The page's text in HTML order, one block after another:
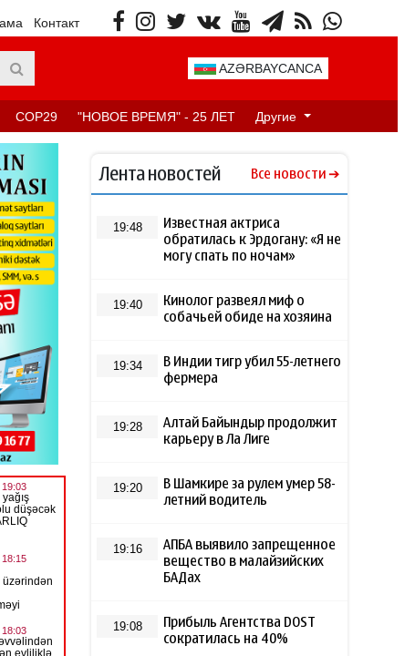
Контакт
AZƏRBAYCANCA
COP29 "НОВОЕ ВРЕМЯ" - 25 ЛЕТ Другие
Лента новостей Все новости
19:48
Известная актриса
обратилась к Эрдогану: «Я не
могу спать по ночам»
19:40
Кинолог развеял миф о
собачьей обиде на хозяина
19:34
В Индии тигр убил 55-летнего
фермера
19:28
Алтай Байындыр продолжит
карьеру в Ла Лиге
19:20
В Шамкире за рулем умер 58-
летний водитель
19:16
АПБА выявило запрещенное
вещество в малайзийских
БАДах
19:08
Прибыль Агентства DOST
сократилась на 40%